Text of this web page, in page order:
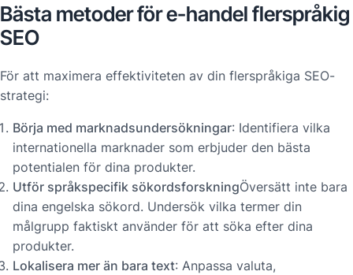
Bästa metoder för e-handel flerspråkig
SEO
För att maximera effektiviteten av din flerspråkiga SEO-
strategi:
Börja med marknadsundersökningar: Identifiera vilka
internationella marknader som erbjuder den bästa
potentialen för dina produkter.
Utför språkspecifik sökordsforskningÖversätt inte bara
dina engelska sökord. Undersök vilka termer din
målgrupp faktiskt använder för att söka efter dina
produkter.
Lokalisera mer än bara text: Anpassa valuta,